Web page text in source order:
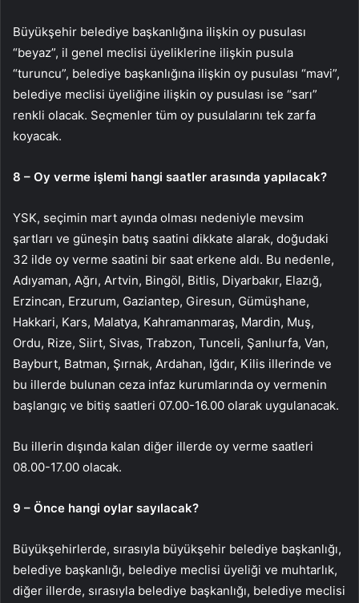
Büyükşehir belediye başkanlığına ilişkin oy pusulası
“beyaz”, il genel meclisi üyeliklerine ilişkin pusula
“turuncu”, belediye başkanlığına ilişkin oy pusulası “mavi”,
belediye meclisi üyeliğine ilişkin oy pusulası ise “sarı”
renkli olacak. Seçmenler tüm oy pusulalarını tek zarfa
koyacak.
8 – Oy verme işlemi hangi saatler arasında yapılacak?
YSK, seçimin mart ayında olması nedeniyle mevsim
şartları ve güneşin batış saatini dikkate alarak, doğudaki
32 ilde oy verme saatini bir saat erkene aldı. Bu nedenle,
Adıyaman, Ağrı, Artvin, Bingöl, Bitlis, Diyarbakır, Elazığ,
Erzincan, Erzurum, Gaziantep, Giresun, Gümüşhane,
Hakkari, Kars, Malatya, Kahramanmaraş, Mardin, Muş,
Ordu, Rize, Siirt, Sivas, Trabzon, Tunceli, Şanlıurfa, Van,
Bayburt, Batman, Şırnak, Ardahan, Iğdır, Kilis illerinde ve
bu illerde bulunan ceza infaz kurumlarında oy vermenin
başlangıç ve bitiş saatleri 07.00-16.00 olarak uygulanacak.
Bu illerin dışında kalan diğer illerde oy verme saatleri
08.00-17.00 olacak.
9 – Önce hangi oylar sayılacak?
Büyükşehirlerde, sırasıyla büyükşehir belediye başkanlığı,
belediye başkanlığı, belediye meclisi üyeliği ve muhtarlık,
diğer illerde, sırasıyla belediye başkanlığı, belediye meclisi